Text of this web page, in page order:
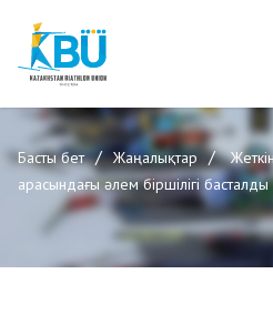
Басты бет Жаңалықтар
арасындағы әлем біршілігі басталды